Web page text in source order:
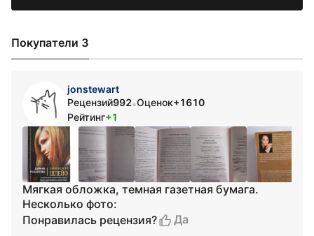
Покупатели 3
jonstewart
Рецензий992•Оценок+1610
Рейтинг+1
Мягкая обложка, темная газетная бумага.
Несколько фото:
Понравилась рецензия?
Да